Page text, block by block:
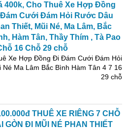
400k, Cho Thuê Xe Hợp Đồng
Cưới Đám Hỏi Rước Dâu
Thiết, Mũi Né, Ma Lâm, Bắc
Hàm Tân, Thầy Thím , Tà Pao
16 Chỗ 29 chỗ
Xe Hợp Đồng Đi Đám Cưới Đám Hỏi
Ma Lâm Bắc Bình Hàm Tân 4 7 16
29 chỗ
THUÊ XE RIÊNG 7 CHỖ
GÒN ĐI MŨI NÉ PHAN THIẾT